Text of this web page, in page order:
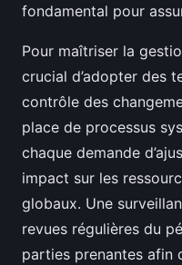
fondamental pour
Pour maîtriser la
crucial d’adopter des
contrôle des
place de processus
chaque demande
impact sur les
globaux. Une
revues régulières du
parties prenantes afin